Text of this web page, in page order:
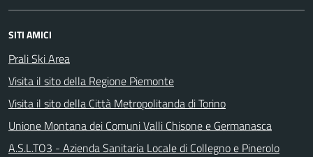
SITI AMICI
Prali Ski Area
Visita il sito della Regione Piemonte
Visita il sito della Città Metropolitanda di Torino
Unione Montana dei Comuni Valli Chisone e Germanasca
A.S.L.TO3 - Azienda Sanitaria Locale di Collegno e Pinerolo